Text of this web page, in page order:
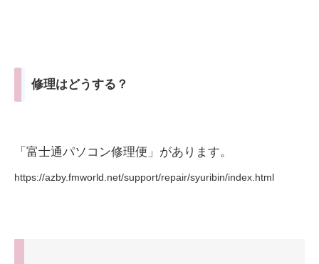
修理はどうする？
「富士通パソコン修理便」があります。
https://azby.fmworld.net/support/repair/syuribin/index.html